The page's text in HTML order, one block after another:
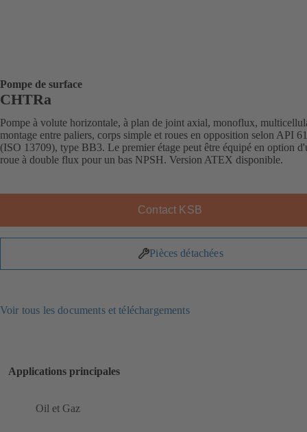
Pompe de surface
CHTRa
Pompe à volute horizontale, à plan de joint axial, monoflux,
montage entre paliers, corps simple et roues en opposition selon API
(ISO 13709), type BB3. Le premier étage peut être équipé en option
roue à double flux pour un bas NPSH. Version ATEX disponible.
Contact KSB
Pièces détachées
Voir tous les documents et téléchargements
Applications principales
Oil et Gaz